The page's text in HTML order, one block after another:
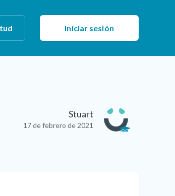
Iniciar sesión
Stuart
17 de febrero de 2021